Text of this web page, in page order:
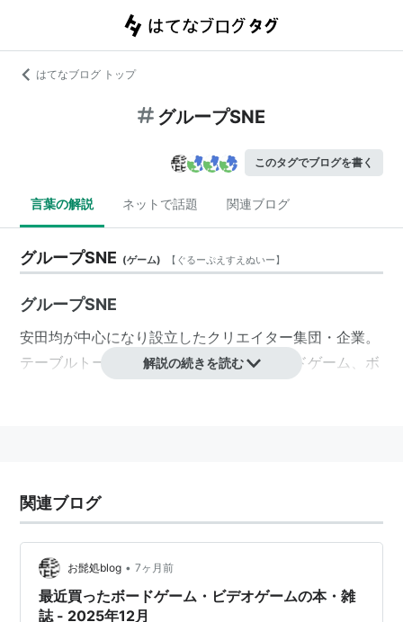
はてなブログ トップ
グループSNE
このタグでブログを書く
言葉の解説 ネットで話題 関連ブログ
グループSNE (ゲーム) 【 ぐるーぷえすえぬいー】
グループSNE
安田均が中心になり設立したクリエイター集団・企業。
テーブルトークRPG、トレーディングカードゲーム、ボ
主なメンバー
安田均
清松みゆき
友野詳
解説の続きを読む
関連ブログ
お髭処blog • 7ヶ月前
最近買ったボードゲーム・ビデオゲームの本・雑
誌 - 2025年12月